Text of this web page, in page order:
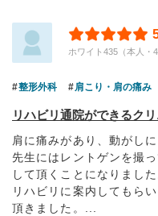
ホワイト435（本人・
整形外科 肩こり・肩の痛み
リハビリ通院ができるク
肩に痛みがあり、動がし
先生にはレントゲンを撮
して頂くことになりました
リハビリに案内してもら
頂きました。...